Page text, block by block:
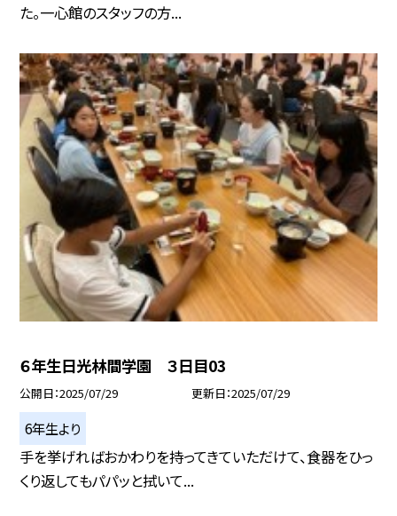
た。一心館のスタッフの方...
６年生日光林間学園 ３日目03
公開日 2025/07/29 更新日 2025/07/29
6年生より
手を挙げればおかわりを持ってきていただけて、食器をひっ
くり返してもパパッと拭いて...